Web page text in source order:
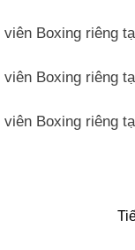
viên Boxing riêng
viên Boxing riêng
viên Boxing riêng